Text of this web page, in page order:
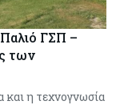
ΓΣΠ –
των
η τεχνογνωσία